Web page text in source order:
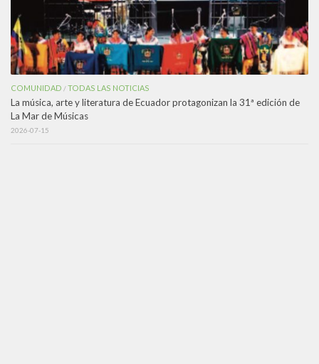
COMUNIDAD /TODAS LAS NOTICIAS
La música, arte y literatura de Ecuador protagonizan la 31ª edición de
La Mar de Músicas
2026-07-15